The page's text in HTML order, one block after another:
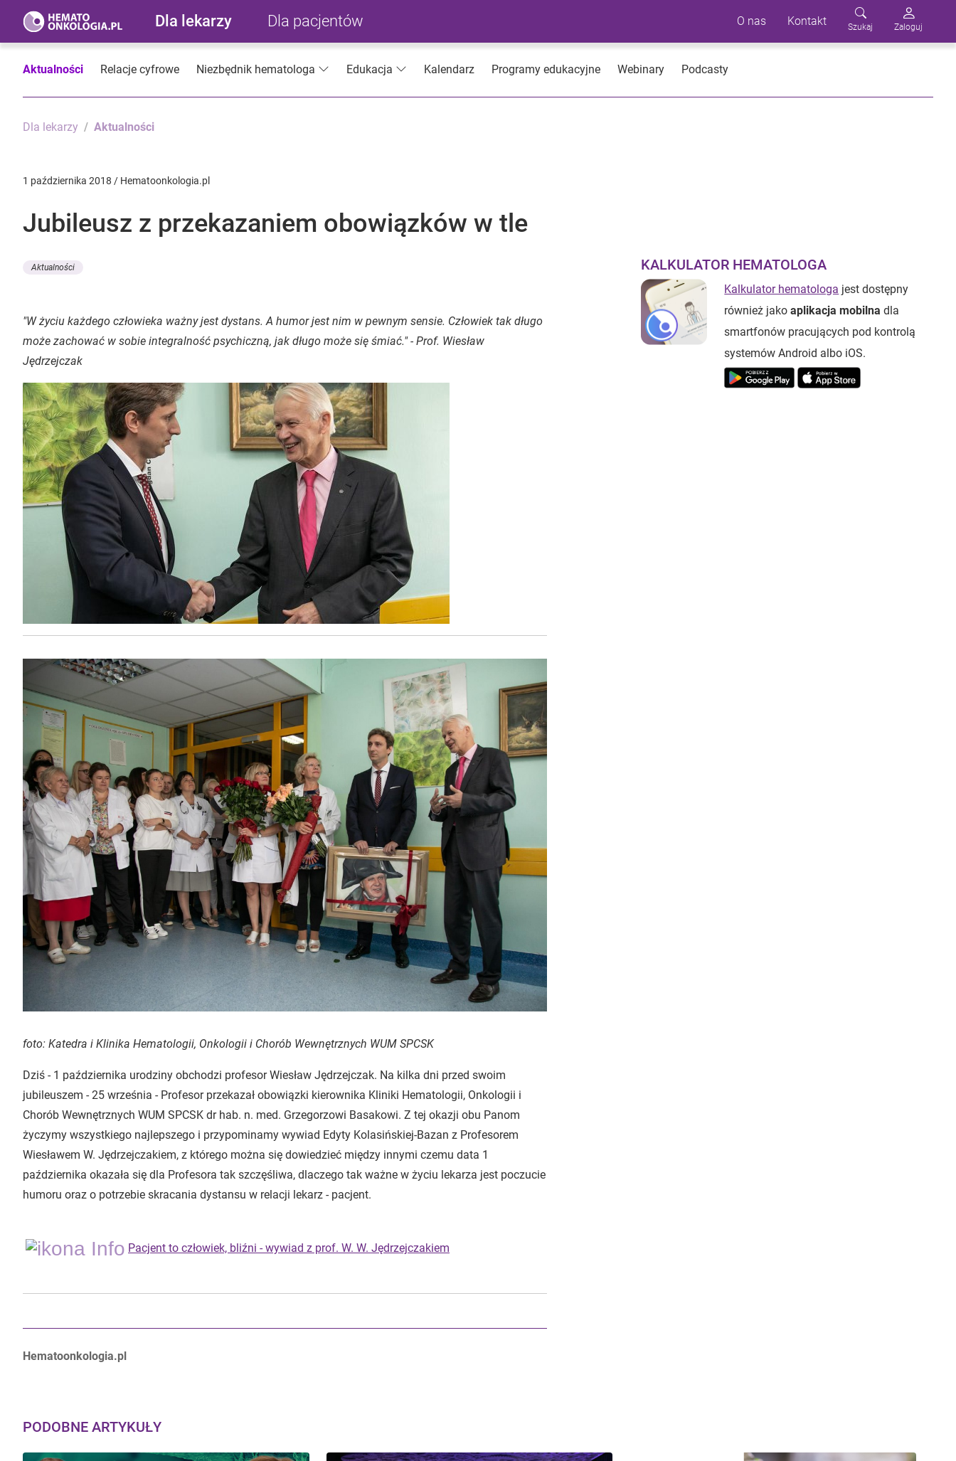
Dla lekarzy Dla pacjentów O nas Kontakt Szukaj Zaloguj
Aktualności Relacje cyfrowe Niezbędnik hematologa Edukacja Kalendarz Programy edukacyjne Webinary Podcasty
Dla lekarzy Aktualności
1 października 2018 / Hematoonkologia.pl
Jubileusz z przekazaniem obowiązków w tle
Aktualności
"W życiu każdego człowieka ważny jest dystans. A humor jest nim w pewnym sensie. Człowiek tak długo
może zachować w sobie integralność psychiczną, jak długo może się śmiać." - Prof. Wiesław
Jędrzejczak
foto: Katedra i Klinika Hematologii, Onkologii i Chorób Wewnętrznych WUM SPCSK
Dziś - 1 października urodziny obchodzi profesor Wiesław Jędrzejczak. Na kilka dni przed swoim
jubileuszem - 25 września - Profesor przekazał obowiązki kierownika Kliniki Hematologii, Onkologii i
Chorób Wewnętrznych WUM SPCSK dr hab. n. med. Grzegorzowi Basakowi. Z tej okazji obu Panom
życzymy wszystkiego najlepszego i przypominamy wywiad Edyty Kolasińskiej-Bazan z Profesorem
Wiesławem W. Jędrzejczakiem, z którego można się dowiedzieć między innymi czemu data 1
października okazała się dla Profesora tak szczęśliwa, dlaczego tak ważne w życiu lekarza jest poczucie
humoru oraz o potrzebie skracania dystansu w relacji lekarz - pacjent.
Pacjent to człowiek, bliźni - wywiad z prof. W. W. Jędrzejczakiem
Autorzy:
Hematoonkologia.pl
KALKULATOR HEMATOLOGA
Kalkulator hematologa jest dostępny
również jakoaplikacja mobilna dla
smartfonów pracujących pod kontrolą
systemów Android albo iOS.
PODOBNE ARTYKUŁY